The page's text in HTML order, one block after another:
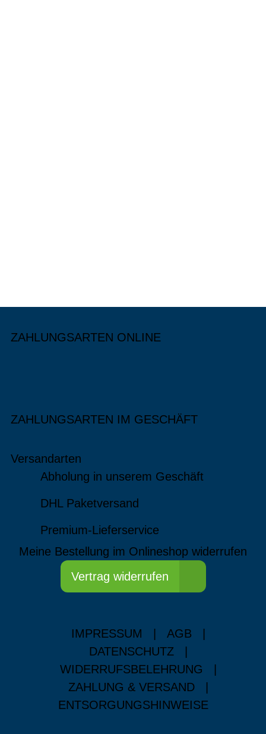
ZAHLUNGSARTEN ONLINE
ZAHLUNGSARTEN IM GESCHÄFT
Versandarten
Abholung in unserem Geschäft
DHL Paketversand
Premium-Lieferservice
Meine Bestellung im Onlineshop widerrufen
Vertrag widerrufen
IMPRESSUM AGB
DATENSCHUTZ
WIDERRUFSBELEHRUNG
ZAHLUNG & VERSAND
ENTSORGUNGSHINWEISE